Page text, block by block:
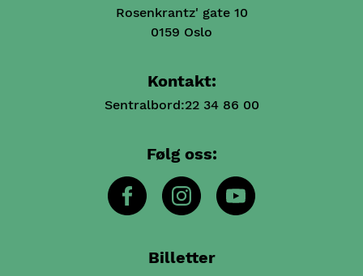
Rosenkrantz' gate 10
0159 Oslo
Kontakt:
Sentralbord:22 34 86 00
Følg oss:
Billetter